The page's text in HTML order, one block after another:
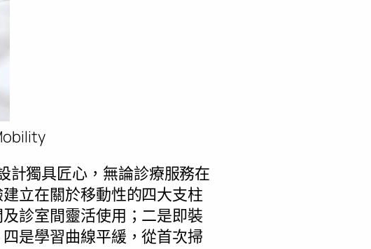
獨具匠心，無論診療服務在
立在關於移動性的四大支柱
診室間靈活使用；二是即裝
是學習曲線平緩，從首次掃